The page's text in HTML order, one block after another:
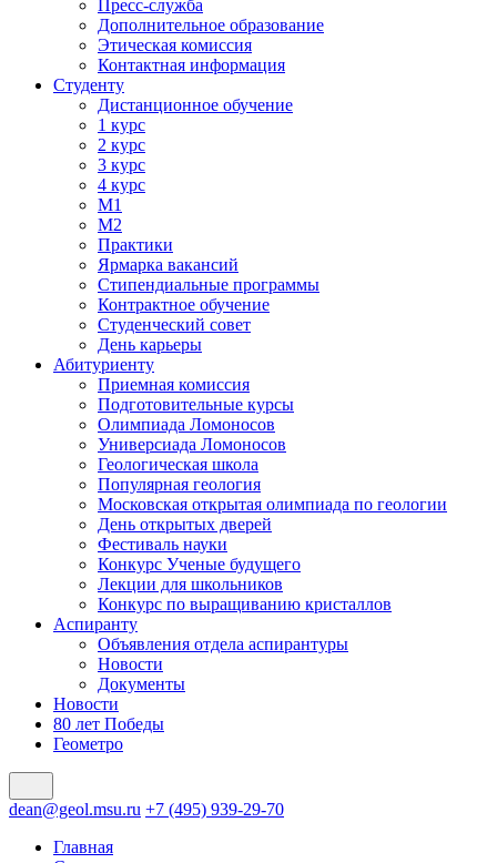
Пресс-служба
Дополнительное образование
Этическая комиссия
Контактная информация
Студенту
Дистанционное обучение
1 курс
2 курс
3 курс
4 курс
М1
М2
Практики
Ярмарка вакансий
Стипендиальные программы
Контрактное обучение
Студенческий совет
День карьеры
Абитуриенту
Приемная комиссия
Подготовительные курсы
Олимпиада Ломоносов
Универсиада Ломоносов
Геологическая школа
Популярная геология
Московская открытая олимпиада по геологии
День открытых дверей
Фестиваль науки
Конкурс Ученые будущего
Лекции для школьников
Конкурс по выращиванию кристаллов
Аспиранту
Объявления отдела аспирантуры
Новости
Документы
Новости
80 лет Победы
Геометро
dean@geol.msu.ru +7 (495) 939-29-70
Главная